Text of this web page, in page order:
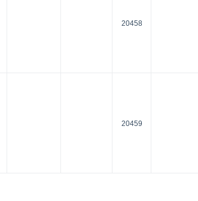
20458
20459